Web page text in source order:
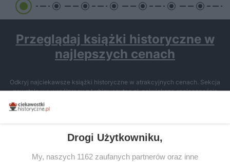
Przeglądaj książki historyczne w
najlepszych cenach
Odkryj najciekawsze książki historyczne w atrakcyjnych cenach. Sekcja
powstała we współpracy z Lubimyczytac.pl, największą społecznością
miłośników literatury w Polsce – dzięki temu możesz wybierać spośród
tytułów najwyżej ocenianych przez czytelników.
Drogi Użytkowniku,
My, naszych 1162 zaufanych partnerów oraz inne